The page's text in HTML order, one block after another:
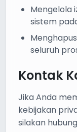
Mengelola
sistem
seluruh
Kontak
Jika Anda
kebijakan
silakan